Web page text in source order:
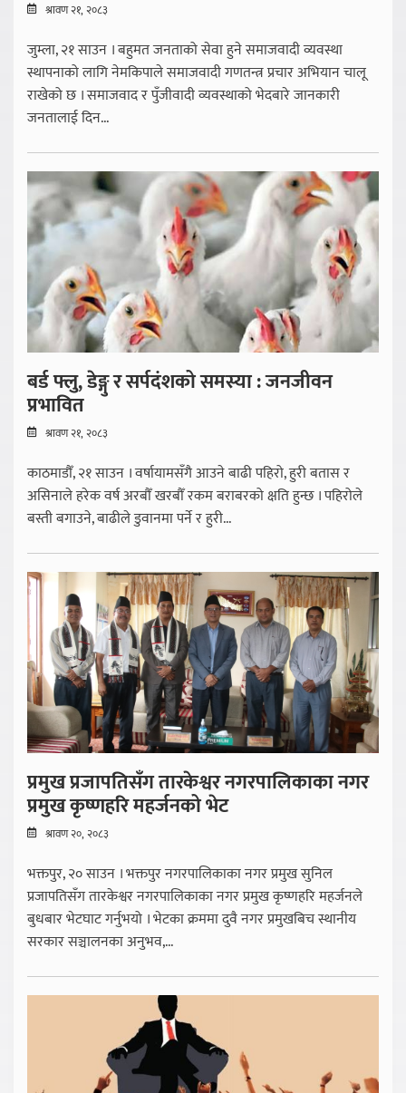
श्रावण २१, २०८३
जुम्ला, २१ साउन । बहुमत जनताको सेवा हुने समाजवादी व्यवस्था
स्थापनाको लागि नेमकिपाले समाजवादी गणतन्त्र प्रचार अभियान चालू
राखेको छ । समाजवाद र पुँजीवादी व्यवस्थाको भेदबारे जानकारी
जनतालाई दिन...
बर्ड फ्लु, डेङ्गु र सर्पदंशको समस्या : जनजीवन
प्रभावित
श्रावण २१, २०८३
काठमाडौँ, २१ साउन । वर्षायामसँगै आउने बाढी पहिरो, हुरी बतास र
असिनाले हरेक वर्ष अरबौँ खरबौँ रकम बराबरको क्षति हुन्छ । पहिरोले
बस्ती बगाउने, बाढीले डुवानमा पर्ने र हुरी...
प्रमुख प्रजापतिसँग तारकेश्वर नगरपालिकाका नगर
प्रमुख कृष्णहरि महर्जनको भेट
श्रावण २०, २०८३
भक्तपुर, २० साउन । भक्तपुर नगरपालिकाका नगर प्रमुख सुनिल
प्रजापतिसँग तारकेश्वर नगरपालिकाका नगर प्रमुख कृष्णहरि महर्जनले
बुधबार भेटघाट गर्नुभयो । भेटका क्रममा दुवै नगर प्रमुखबिच स्थानीय
सरकार सञ्चालनका अनुभव,...